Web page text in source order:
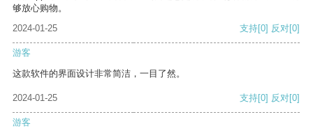
够放心购物。
2024-01-25
支持[0] 反对[0]
游客
这款软件的界面设计非常简洁，一目了然。
2024-01-25 支持[0] 反对[0]
游客